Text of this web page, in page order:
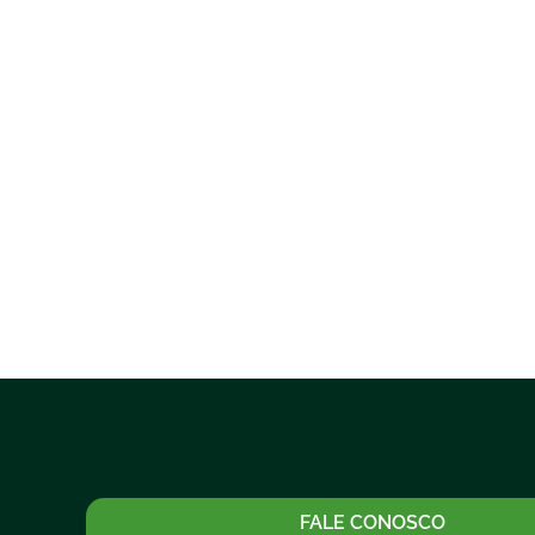
FALE CONOSCO